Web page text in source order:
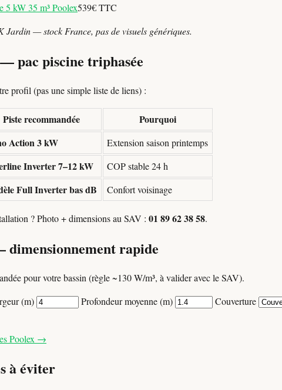
5 kW 35 m³ Poolex539€ TTC
Jardin — stock France, pas de visuels génériques.
pac piscine triphasée
profil (pas une simple liste de liens) :
Piste recommandée Pourquoi
Action 3 kW
Extension saison printemps
Inverter 7–12 kW
COP stable 24 h
Full Inverter bas dB Confort voisinage
? Photo + dimensions au SAV : 01 89 62 38 58.
rapide
pour votre bassin (règle ~130 W/m³, à valider avec le SAV).
(m) Profondeur moyenne (m) Couverture
Poolex →
à éviter